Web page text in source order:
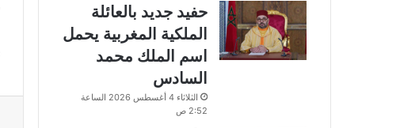
حفيد جديد بالعائلة
الملكية المغربية يحمل
اسم الملك محمد
السادس
الثلاثاء 4 أغسطس 2026 الساعة
2:52 ص